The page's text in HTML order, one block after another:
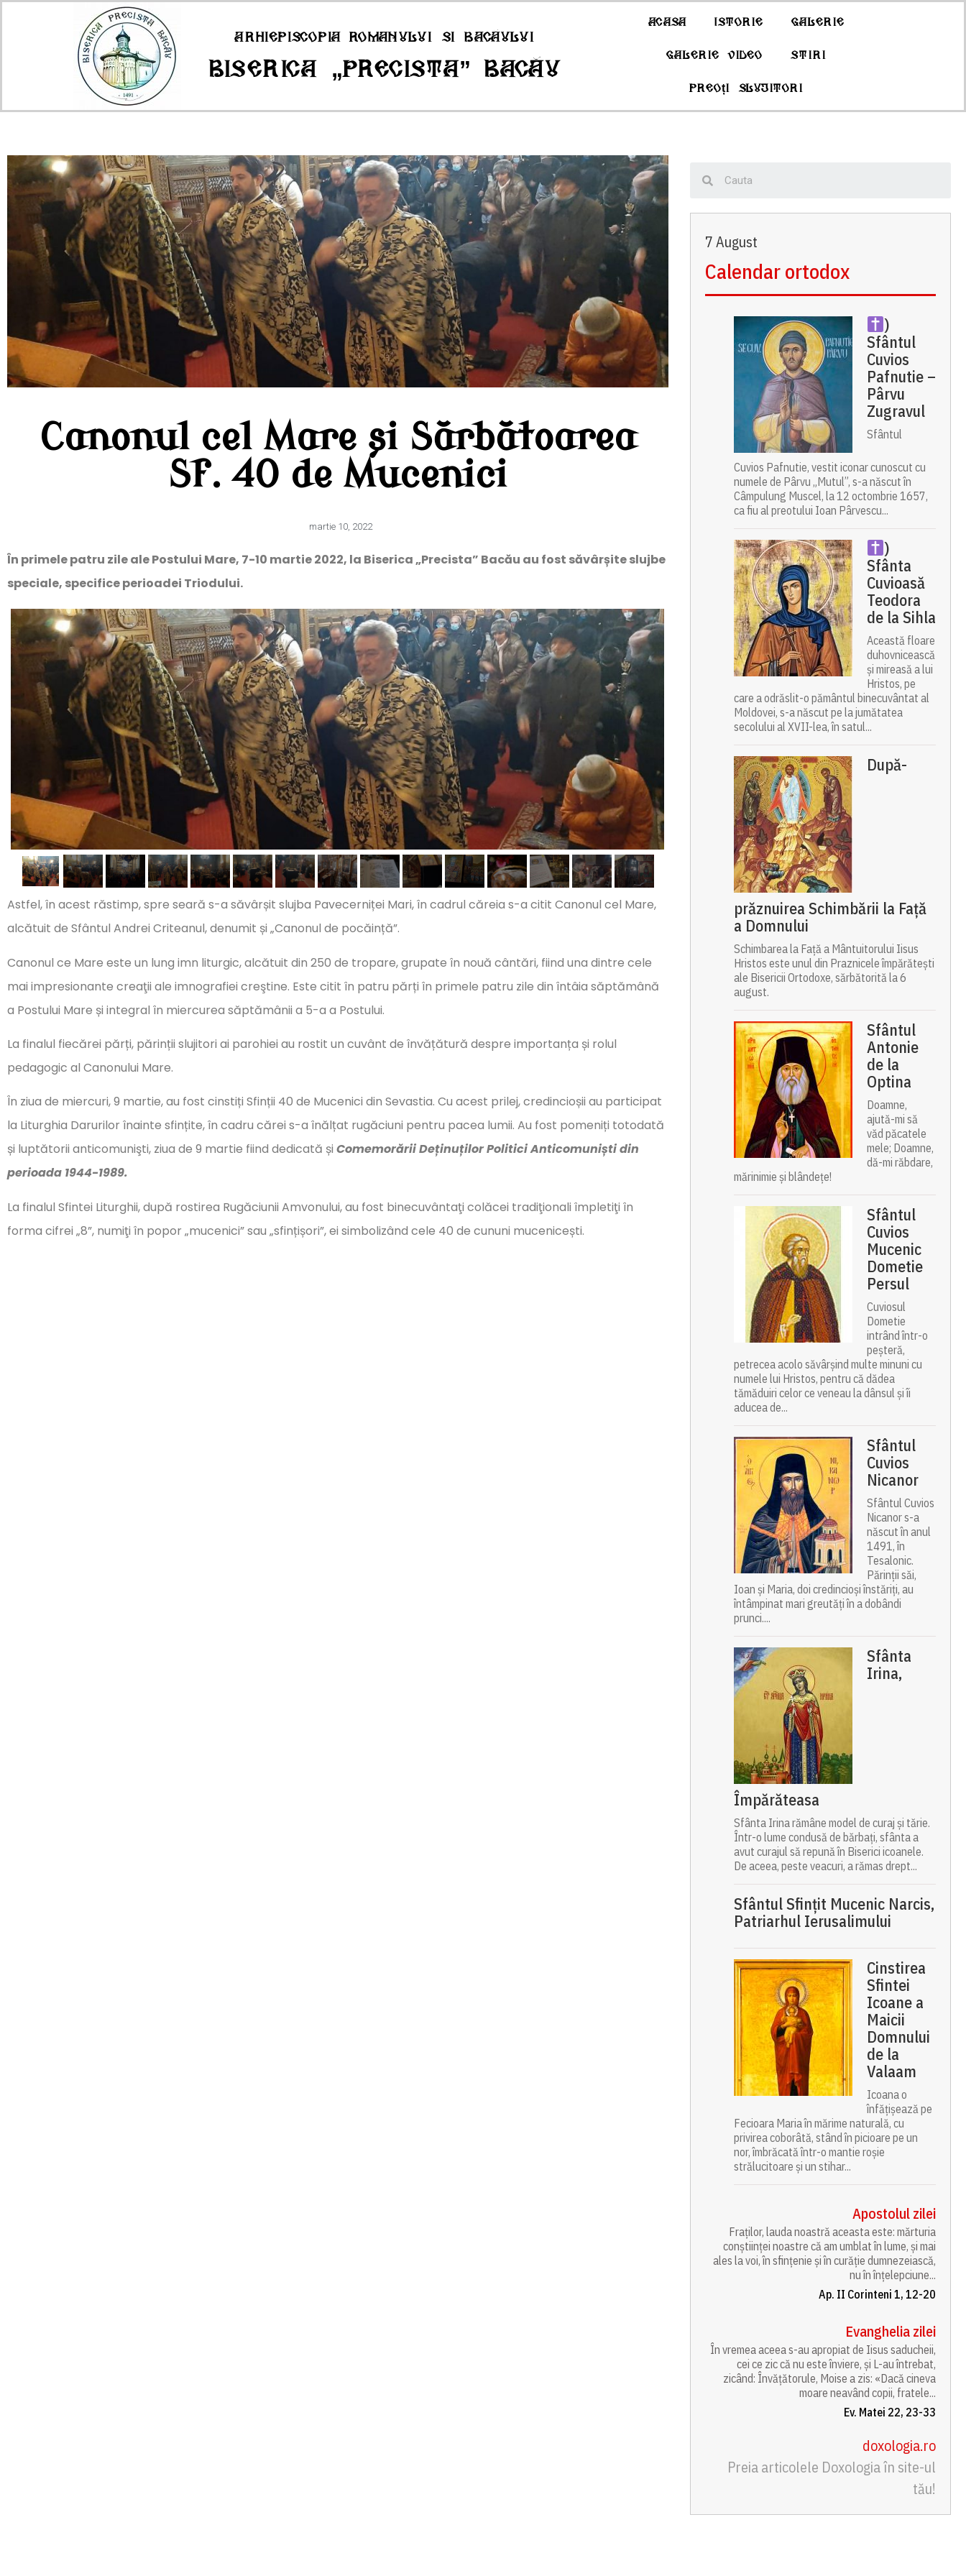
Arhiepiscopia Romanului si Bacăului
Biserica „Precista” Bacău
Acasa Istorie Galerie
Galerie Video Stiri
Preoți slujitori
Canonul cel Mare și Sărbătoarea
Sf. 40 de Mucenici
martie 10, 2022
În primele patru zile ale Postului Mare, 7-10 martie 2022, la Biserica „Precista” Bacău au fost săvârșite slujbe
speciale, specifice perioadei Triodului.
Astfel, în acest răstimp, spre seară s-a săvârșit slujba Pavecerniței Mari, în cadrul căreia s-a citit Canonul cel Mare,
alcătuit de Sfântul Andrei Criteanul, denumit și „Canonul de pocăință”.
Canonul ce Mare este un lung imn liturgic, alcătuit din 250 de tropare, grupate în nouă cântări, fiind una dintre cele
mai impresionante creaţii ale imnografiei creştine. Este citit în patru părți în primele patru zile din întâia săptămână
a Postului Mare și integral în miercurea săptămânii a 5-a a Postului.
La finalul fiecărei părți, părinții slujitori ai parohiei au rostit un cuvânt de învățătură despre importanța și rolul
pedagogic al Canonului Mare.
În ziua de miercuri, 9 martie, au fost cinstiți Sfinții 40 de Mucenici din Sevastia. Cu acest prilej, credincioșii au participat
la Liturghia Darurilor înainte sfințite, în cadru cărei s-a înălțat rugăciuni pentru pacea lumii. Au fost pomeniți totodată
și luptătorii anticomunişti, ziua de 9 martie fiind dedicată și Comemorării Deținuților Politici Anticomuniști din
perioada 1944-1989.
La finalul Sfintei Liturghii, după rostirea Rugăciunii Amvonului, au fost binecuvântaţi colăcei tradiţionali împletiţi în
forma cifrei „8”, numiţi în popor „mucenici” sau „sfințișori”, ei simbolizând cele 40 de cununi mucenicești.
7 August
Calendar ortodox
)
Sfântul
Cuvios
Pafnutie –
Pârvu
Zugravul
Sfântul
Cuvios Pafnutie, vestit iconar cunoscut cu
numele de Pârvu „Mutul”, s-a născut în
Câmpulung Muscel, la 12 octombrie 1657,
ca fiu al preotului Ioan Pârvescu...
)
Sfânta
Cuvioasă
Teodora
de la Sihla
Această floare
duhovnicească
și mireasă a lui
Hristos, pe
care a odrăslit-o pământul binecuvântat al
Moldovei, s-a născut pe la jumătatea
secolului al XVII-lea, în satul...
După-
prăznuirea Schimbării la Față
a Domnului
Schimbarea la Față a Mântuitorului Iisus
Hristos este unul din Praznicele împărătești
ale Bisericii Ortodoxe, sărbătorită la 6
august.
Sfântul
Antonie
de la
Optina
Doamne,
ajută-mi să
văd păcatele
mele; Doamne,
dă-mi răbdare,
mărinimie şi blândeţe!
Sfântul
Cuvios
Mucenic
Dometie
Persul
Cuviosul
Dometie
intrând într-o
peșteră,
petrecea acolo săvârșind multe minuni cu
numele lui Hristos, pentru că dădea
tămăduiri celor ce veneau la dânsul și îi
aducea de...
Sfântul
Cuvios
Nicanor
Sfântul Cuvios
Nicanor s-a
născut în anul
1491, în
Tesalonic.
Părinții săi,
Ioan și Maria, doi credincioși înstăriți, au
întâmpinat mari greutăți în a dobândi
prunci....
Sfânta
Irina,
Împărăteasa
Sfânta Irina rămâne model de curaj și tărie.
Într-o lume condusă de bărbați, sfânta a
avut curajul să repună în Biserici icoanele.
De aceea, peste veacuri, a rămas drept...
Sfântul Sfinţit Mucenic Narcis,
Patriarhul Ierusalimului
Cinstirea
Sfintei
Icoane a
Maicii
Domnului
de la
Valaam
Icoana o
înfățișează pe
Fecioara Maria în mărime naturală, cu
privirea coborâtă, stând în picioare pe un
nor, îmbrăcată într-o mantie roșie
strălucitoare și un stihar...
Apostolul zilei
Fraților, lauda noastră aceasta este: mărturia
conștiinței noastre că am umblat în lume, și mai
ales la voi, în sfințenie și în curăție dumnezeiască,
nu în înțelepciune...
Ap. II Corinteni 1, 12-20
Evanghelia zilei
În vremea aceea s-au apropiat de Iisus saducheii,
cei ce zic că nu este înviere, și L-au întrebat,
zicând: Învățătorule, Moise a zis: «Dacă cineva
moare neavând copii, fratele...
Ev. Matei 22, 23-33
doxologia.ro
Preia articolele Doxologia în site-ul
tău!